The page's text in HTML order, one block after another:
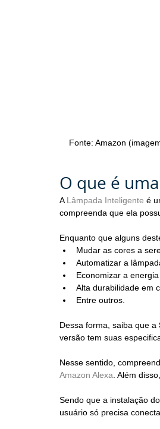
Fonte: Amazon
O que é
A Lâmpada Inteligente é
compreenda que ela
Enquanto que alguns
Mudar as cores a
Automatizar a
Economizar a
Alta durabilidade em
Entre outros.
Dessa forma, saiba que a
versão tem suas
Nesse sentido,
Amazon Alexa . Além
Sendo que a instalação
usuário só precisa